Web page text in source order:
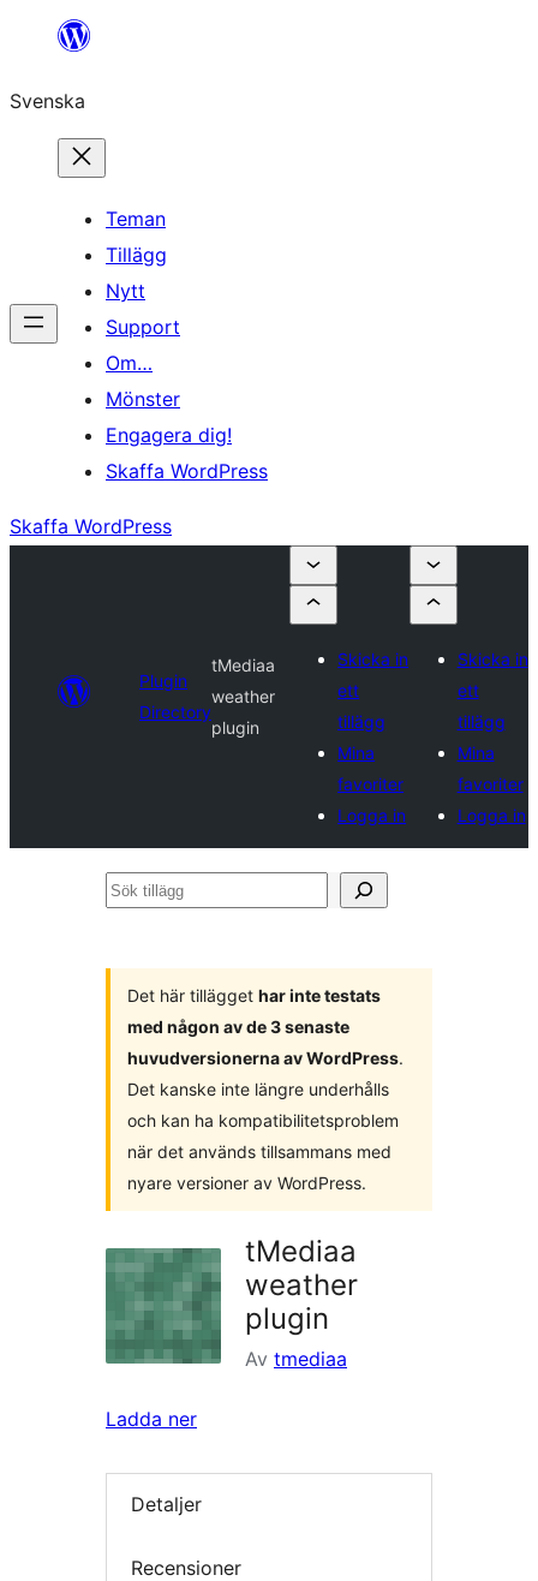
Hoppa
innehåll
Svenska
Teman
Tillägg
Nytt
Support
Om…
Mönster
Engagera dig!
Skaffa WordPress
Skaffa WordPress
Plugin
Directory
tMediaa
weather
plugin
Skicka in
ett
tillägg
Mina
favoriter
Logga in
Skicka in
ett
tillägg
Mina
favoriter
Logga in
Sök
Det här tillägget har inte testats
med någon av de 3 senaste
huvudversionerna av WordPress.
Det kanske inte längre underhålls
och kan ha kompatibilitetsproblem
när det används tillsammans med
nyare versioner av WordPress.
tMediaa
weather
plugin
Av tmediaa
Ladda ner
Detaljer
Recensioner